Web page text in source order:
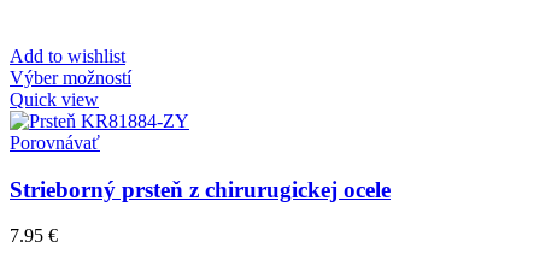
Add to wishlist
Výber možností
Quick view
Porovnávať
Strieborný prsteň z chirurugickej ocele
7.95 €